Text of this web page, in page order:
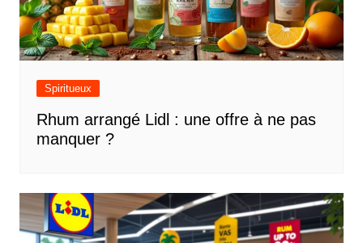
Spiritueux
Rhum arrangé Lidl : une offre à ne pas
manquer ?